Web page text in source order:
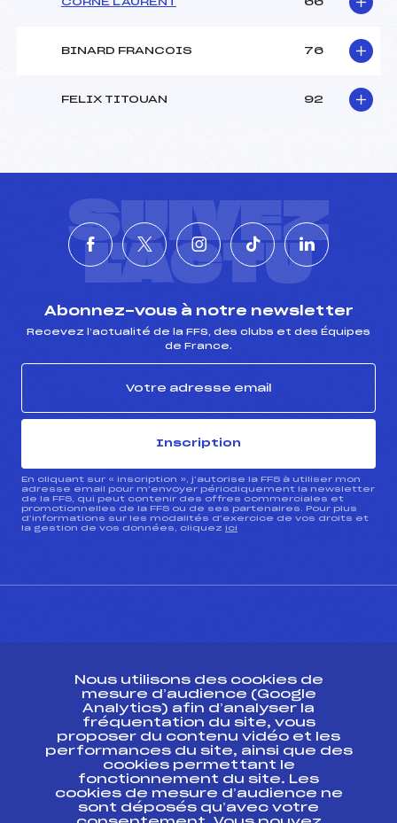
CORNE LAURENT 66
BINARD FRANCOIS 76
FELIX TITOUAN 92
SUIVEZ
L'ACTU
Abonnez-vous à notre newsletter
Recevez l’actualité de la FFS, des clubs et des Équipes
de France.
Inscription
En cliquant sur « inscription », j’autorise la FFS à utiliser mon
adresse email pour m’envoyer périodiquement la newsletter
de la FFS, qui peut contenir des offres commerciales et
promotionnelles de la FFS ou de ses partenaires. Pour plus
d’informations sur les modalités d’exercice de vos droits et
la gestion de vos données, cliquez ici
Ressources
Pass’Neige
Projet sportif fédéral
Projet de performance fédéral
Antidopage
Nous utilisons des cookies de
mesure d’audience (Google
Analytics) afin d’analyser la
fréquentation du site, vous
proposer du contenu vidéo et les
performances du site, ainsi que des
cookies permettant le
fonctionnement du site. Les
cookies de mesure d’audience ne
sont déposés qu’avec votre